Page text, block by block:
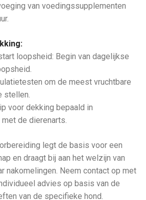
van voedingssupplementen
loopsheid: Begin van dagelijkse
om de meest vruchtbare
stellen.
voor dekking bepaald in
de dierenarts.
legt de basis voor een
en draagt bij aan het welzijn van
nakomelingen. Neem contact op met
advies op basis van de
van de specifieke hond.